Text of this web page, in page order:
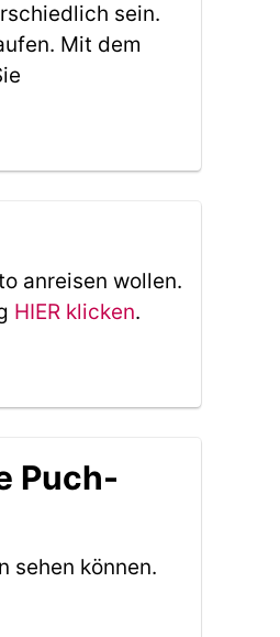
sein.
Mit dem
anreisen wollen.
HIER klicken.
Puch-
sehen können.